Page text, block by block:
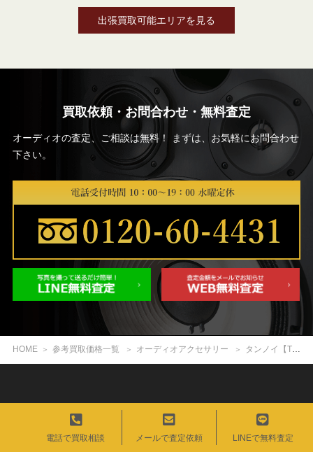
HOME 参考買取価格一覧 オーディオアクセサリー タンノイ【TRC-300】スピーカーケーブル 3m ペア
出張買取可能エリアを見る
買取依頼・お問合わせ・無料査定
オーディオの査定、ご相談は無料！ まずは、お気軽にお問合わせ
下さい。
オーディオ 買取専門店エイブイ
買取対象のオーディオ
電話で買取相談 メールで査定依頼 LINEで無料査定